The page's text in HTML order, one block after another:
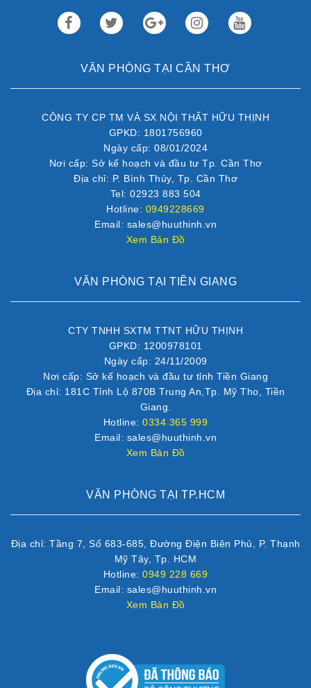
VĂN PHÒNG TẠI CẦN THƠ
CÔNG TY CP TM VÀ SX NỘI THẤT HỮU THỊNH
GPKD: 1801756960
Ngày cấp: 08/01/2024
Nơi cấp: Sở kế hoạch và đầu tư Tp. Cần Thơ
Địa chỉ: P. Bình Thủy, Tp. Cần Thơ
Tel: 02923 883 504
Hotline: 0949228669
Email: sales@huuthinh.vn
Xem Bản Đồ
VĂN PHÒNG TẠI TIỀN GIANG
CTY TNHH SXTM TTNT HỮU THỊNH
GPKD: 1200978101
Ngày cấp: 24/11/2009
Nơi cấp: Sở kế hoạch và đầu tư tỉnh Tiền Giang
Địa chỉ: 181C Tỉnh Lộ 870B Trung An,Tp. Mỹ Tho, Tiền
Giang.
Hotline:0334 365 999
Email: sales@huuthinh.vn
Xem Bản Đồ
VĂN PHÒNG TẠI TP.HCM
Địa chỉ: Tầng 7, Số 683-685, Đường Điện Biên Phủ, P. Thạnh
Mỹ Tây, Tp. HCM
Hotline:0949 228 669
Email: sales@huuthinh.vn
Xem Bản Đồ